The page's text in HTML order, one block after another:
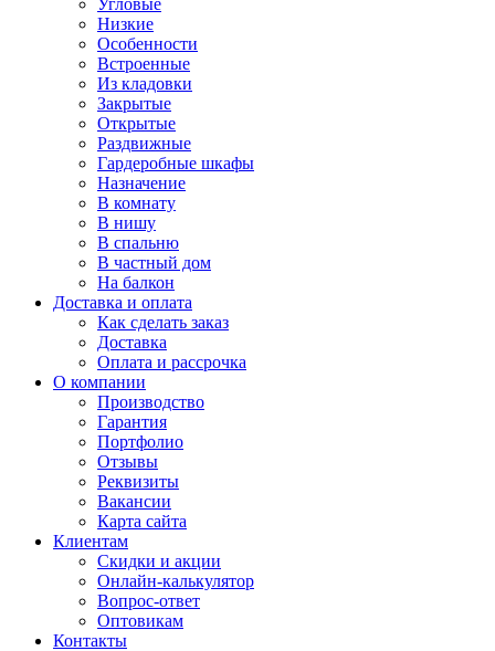
Угловые
Низкие
Особенности
Встроенные
Из кладовки
Закрытые
Открытые
Раздвижные
Гардеробные шкафы
Назначение
В комнату
В нишу
В спальню
В частный дом
На балкон
Доставка и оплата
Как сделать заказ
Доставка
Оплата и рассрочка
О компании
Производство
Гарантия
Портфолио
Отзывы
Реквизиты
Вакансии
Карта сайта
Клиентам
Скидки и акции
Онлайн-калькулятор
Вопрос-ответ
Оптовикам
Контакты